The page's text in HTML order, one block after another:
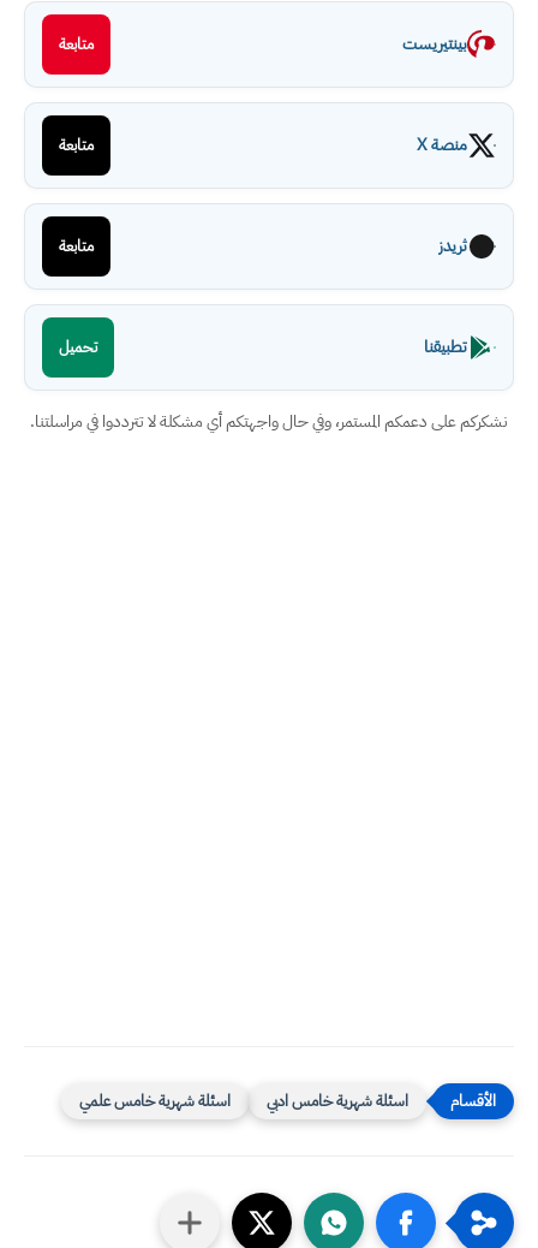
بينتيريست متابعة
منصة X متابعة
ثريدز متابعة
تطبيقنا تحميل
نشكركم على دعمكم المستمر، وفي حال واجهتكم أي مشكلة لا تترددوا في مراسلتنا.
اسئلة شهرية خامس ادبي اسئلة شهرية خامس علمي